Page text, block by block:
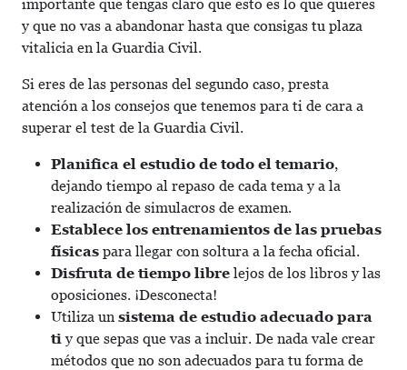
importante que tengas claro que esto es lo que quieres
y que no vas a abandonar hasta que consigas tu plaza
vitalicia en la Guardia Civil.
Si eres de las personas del segundo caso, presta
atención a los consejos que tenemos para ti de cara a
superar el test de la Guardia Civil.
Planifica el estudio de todo el temario,
dejando tiempo al repaso de cada tema y a la
realización de simulacros de examen.
Establece los entrenamientos de las pruebas
físicas para llegar con soltura a la fecha oficial.
Disfruta de tiempo libre lejos de los libros y las
oposiciones. ¡Desconecta!
Utiliza un sistema de estudio adecuado para
tiy que sepas que vas a incluir. De nada vale crear
métodos que no son adecuados para tu forma de